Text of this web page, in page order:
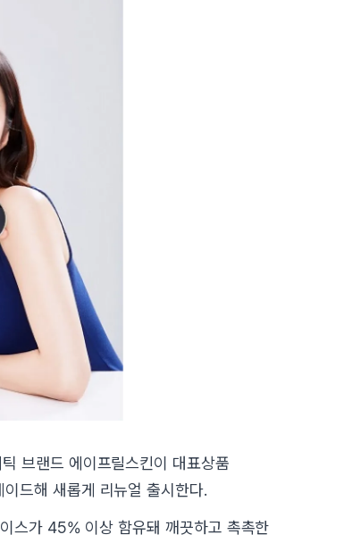
브랜드 에이프릴스킨이 대표상품
이드해 새롭게 리뉴얼 출시한다.
스가 45% 이상 함유돼 깨끗하고 촉촉한